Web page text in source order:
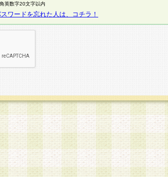
英数字20文字以内
ワードを忘れた人は、コチラ！